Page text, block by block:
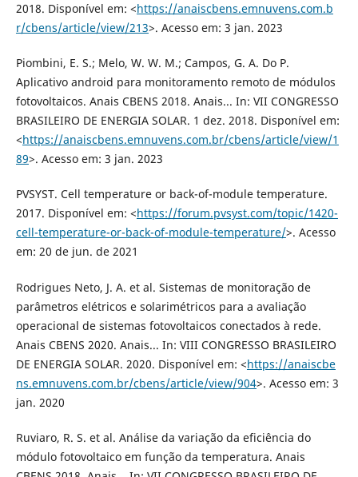
2018. Disponível em: <https://anaiscbens.emnuvens.com.b
r/cbens/article/view/213>. Acesso em: 3 jan. 2023
Piombini, E. S.; Melo, W. W. M.; Campos, G. A. Do P.
Aplicativo android para monitoramento remoto de módulos
fotovoltaicos. Anais CBENS 2018. Anais... In: VII CONGRESSO
BRASILEIRO DE ENERGIA SOLAR. 1 dez. 2018. Disponível em:
<https://anaiscbens.emnuvens.com.br/cbens/article/view/1
89>. Acesso em: 3 jan. 2023
PVSYST. Cell temperature or back-of-module temperature.
2017. Disponível em: <https://forum.pvsyst.com/topic/1420-
cell-temperature-or-back-of-module-temperature/>. Acesso
em: 20 de jun. de 2021
Rodrigues Neto, J. A. et al. Sistemas de monitoração de
parâmetros elétricos e solarimétricos para a avaliação
operacional de sistemas fotovoltaicos conectados à rede.
Anais CBENS 2020. Anais... In: VIII CONGRESSO BRASILEIRO
DE ENERGIA SOLAR. 2020. Disponível em: <https://anaiscbe
ns.emnuvens.com.br/cbens/article/view/904>. Acesso em: 3
jan. 2020
Ruviaro, R. S. et al. Análise da variação da eficiência do
módulo fotovoltaico em função da temperatura. Anais